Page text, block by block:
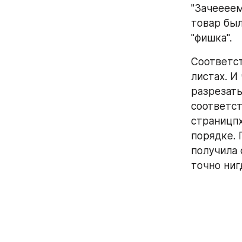
товар
"фишка".
листах. И
порядке.
точно